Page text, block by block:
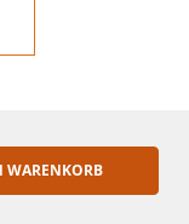
WARENKORB